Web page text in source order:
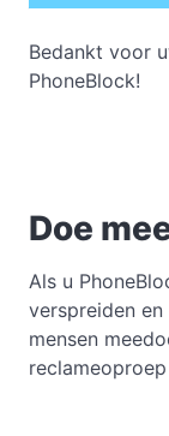
Bedankt voor
PhoneBlock!
Doe
Als u
verspreiden
mensen